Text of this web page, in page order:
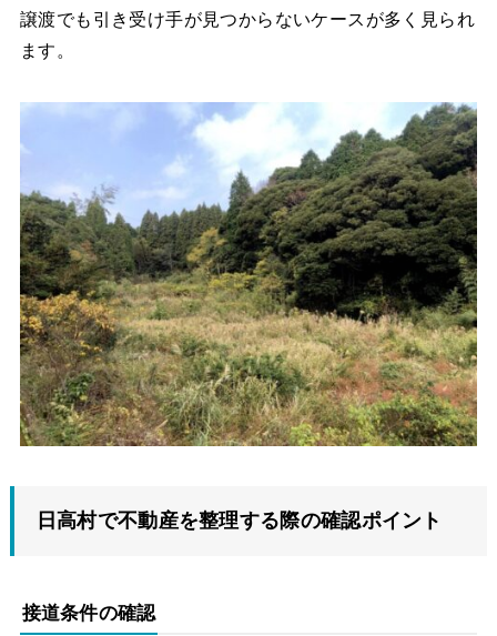
譲渡でも引き受け手が見つからないケースが多く見られ
ます。
日高村で不動産を整理する際の確認ポイント
接道条件の確認